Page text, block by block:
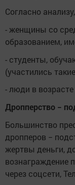
Согласно
- женщины со
образованием,
- студенты,
(участились
- люди в
Дропперство −
Большинство
дропперов −
жертвы деньги,
вознаграждение
через соцсети,